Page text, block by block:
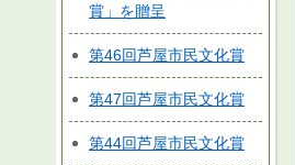
賞」を贈呈
第46回芦屋市民文化賞
第47回芦屋市民文化賞
第44回芦屋市民文化賞